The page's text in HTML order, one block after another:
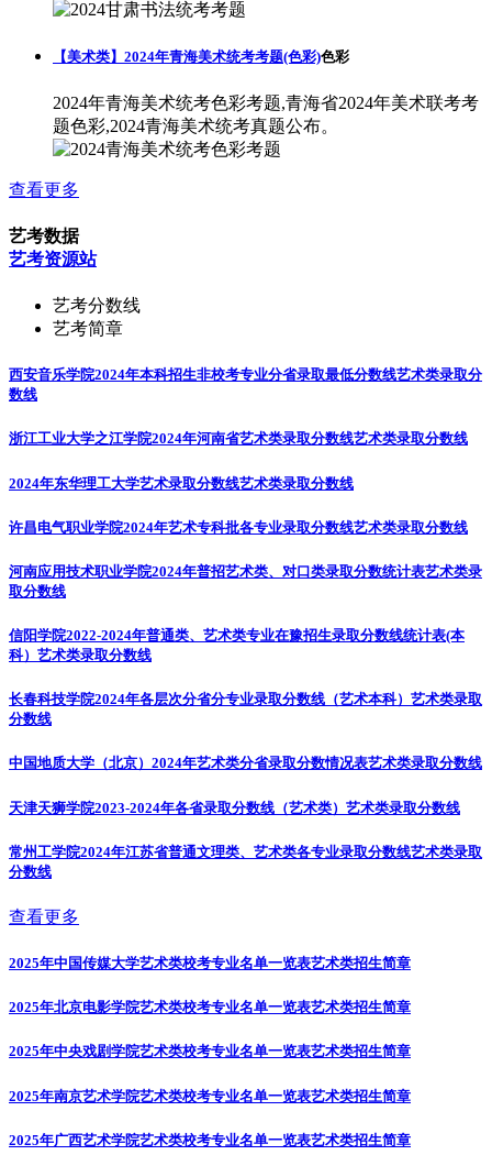
【美术类】2024年青海美术统考考题(色彩)色彩
2024年青海美术统考色彩考题,青海省2024年美术联考考
题色彩,2024青海美术统考真题公布。
查看更多
艺考数据
艺考资源站
艺考分数线
艺考简章
西安音乐学院2024年本科招生非校考专业分省录取最低分数线艺术类录取分
数线
浙江工业大学之江学院2024年河南省艺术类录取分数线艺术类录取分数线
2024年东华理工大学艺术录取分数线艺术类录取分数线
许昌电气职业学院2024年艺术专科批各专业录取分数线艺术类录取分数线
河南应用技术职业学院2024年普招艺术类、对口类录取分数统计表艺术类录
取分数线
信阳学院2022-2024年普通类、艺术类专业在豫招生录取分数线统计表(本
科） 艺术类录取分数线
长春科技学院2024年各层次分省分专业录取分数线（艺术本科） 艺术类录取
分数线
中国地质大学（北京）2024年艺术类分省录取分数情况表艺术类录取分数线
天津天狮学院2023-2024年各省录取分数线（艺术类） 艺术类录取分数线
常州工学院2024年江苏省普通文理类、艺术类各专业录取分数线艺术类录取
分数线
查看更多
2025年中国传媒大学艺术类校考专业名单一览表艺术类招生简章
2025年北京电影学院艺术类校考专业名单一览表艺术类招生简章
2025年中央戏剧学院艺术类校考专业名单一览表艺术类招生简章
2025年南京艺术学院艺术类校考专业名单一览表艺术类招生简章
2025年广西艺术学院艺术类校考专业名单一览表艺术类招生简章